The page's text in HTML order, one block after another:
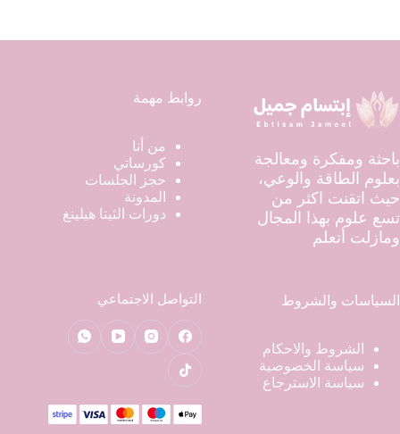
باحثة ومفكرة ومعالجة
بعلوم الطاقة والوعي،
حيث اتقنت اكثر من
تسع علوم بهذا المجال
ومازلت أتعلم
روابط مهمة
من أنا
كورساتي
حجز الجلسات
المدونة
دورات الثيتا هيلينغ
السياسات والشروط
الشروط والاحكام
سياسة الخصوصية
سياسة الاسترجاع
التواصل الاجتماعي